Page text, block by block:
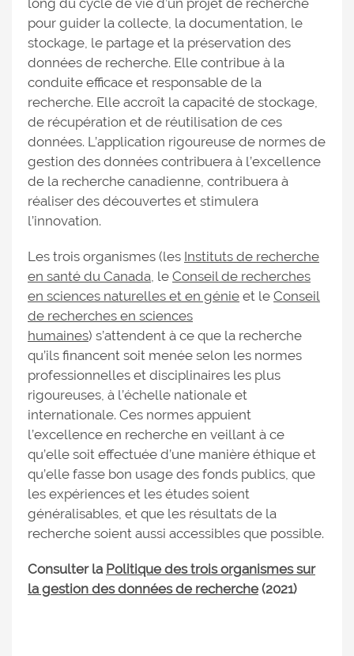
long du cycle de vie d’un projet de recherche
pour guider la collecte, la documentation, le
stockage, le partage et la préservation des
données de recherche. Elle contribue à la
conduite efficace et responsable de la
recherche. Elle accroît la capacité de stockage,
de récupération et de réutilisation de ces
données. L’application rigoureuse de normes de
gestion des données contribuera à l’excellence
de la recherche canadienne, contribuera à
réaliser des découvertes et stimulera
l’innovation.
Les trois organismes (les Instituts de recherche
en santé du Canada, le Conseil de recherches
en sciences naturelles et en génie et le Conseil
de recherches en sciences
humaines) s’attendent à ce que la recherche
qu’ils financent soit menée selon les normes
professionnelles et disciplinaires les plus
rigoureuses, à l’échelle nationale et
internationale. Ces normes appuient
l’excellence en recherche en veillant à ce
qu’elle soit effectuée d’une manière éthique et
qu’elle fasse bon usage des fonds publics, que
les expériences et les études soient
généralisables, et que les résultats de la
recherche soient aussi accessibles que possible.
Consulter la Politique des trois organismes sur
la gestion des données de recherche(2021)